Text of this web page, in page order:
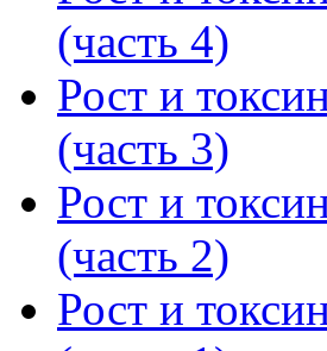
(часть 4)
Рост и
(часть 3)
Рост и
(часть 2)
Рост и